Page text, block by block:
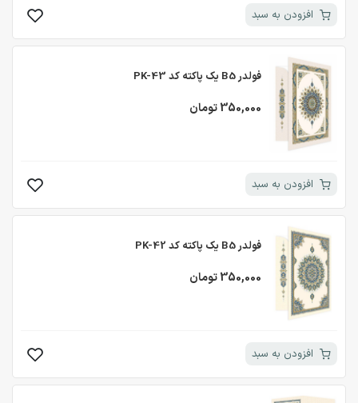
افزودن به سبد
فولدر B5 یک پاکته کد PK-43
350,000 تومان
افزودن به سبد
فولدر B5 یک پاکته کد PK-42
350,000 تومان
افزودن به سبد